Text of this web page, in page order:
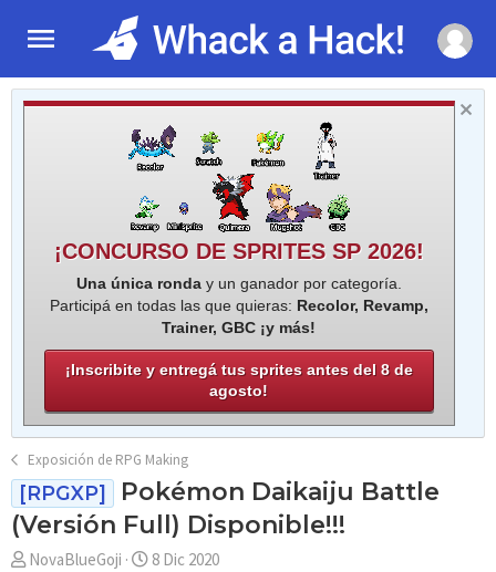
¡CONCURSO DE SPRITES SP 2026!
Una única ronday un ganador por categoría.
Participá en todas las que quieras: Recolor, Revamp,
Trainer, GBC ¡y más!
¡Inscribite y entregá tus sprites antes del 8 de
agosto!
Exposición de RPG Making
[RPGXP]
Pokémon Daikaiju Battle
(Versión Full) Disponible!!!
A
NovaBlueGoji
F
8 Dic 2020